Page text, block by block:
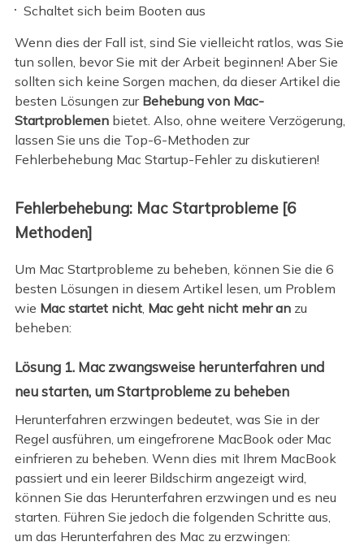
Schaltet sich beim Booten aus
Wenn dies der Fall ist, sind Sie vielleicht ratlos, was Sie
tun sollen, bevor Sie mit der Arbeit beginnen! Aber Sie
sollten sich keine Sorgen machen, da dieser Artikel die
besten Lösungen zur Behebung von Mac-
Startproblemenbietet. Also, ohne weitere Verzögerung,
lassen Sie uns die Top-6-Methoden zur
Fehlerbehebung Mac Startup-Fehler zu diskutieren!
Fehlerbehebung: Mac Startprobleme [6
Methoden]
Um Mac Startprobleme zu beheben, können Sie die 6
besten Lösungen in diesem Artikel lesen, um Problem
wie Mac startet nicht, Mac geht nicht mehr anzu
beheben:
Lösung 1. Mac zwangsweise herunterfahren und
neu starten, um Startprobleme zu beheben
Herunterfahren erzwingen bedeutet, was Sie in der
Regel ausführen, um eingefrorene MacBook oder Mac
einfrieren zu beheben. Wenn dies mit Ihrem MacBook
passiert und ein leerer Bildschirm angezeigt wird,
können Sie das Herunterfahren erzwingen und es neu
starten. Führen Sie jedoch die folgenden Schritte aus,
um das Herunterfahren des Mac zu erzwingen: